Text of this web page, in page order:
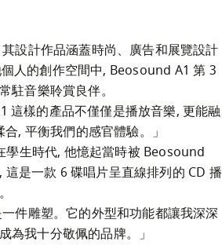
設計作品涵蓋時尚、廣告和展覽設計
人的創作空間中, Beosound A1 第 3
駐音樂聆賞良伴。
這樣的產品不僅僅是播放音樂, 更能融
, 平衡我們的感官體驗。」
生時代, 他憶起當時被 Beosound
是一款 6 碟唱片呈直線排列的 CD 播
件雕塑。它的外型和功能都讓我深深
為我十分敬佩的品牌。」